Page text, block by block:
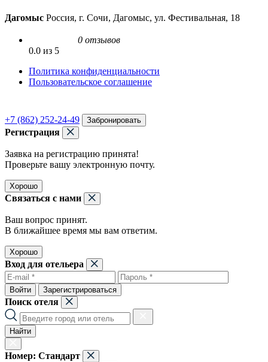
Дагомыс Россия, г. Сочи, Дагомыс, ул. Фестивальная, 18
0 отзывов
0.0 из 5
Политика конфиденциальности
Пользовательское соглашение
+7 (862) 252-24-49 Забронировать
Регистрация
Заявка на регистрацию принята!
Проверьте вашу электронную почту.
Хорошо
Связаться с нами
Ваш вопрос принят.
В ближайшее время мы вам ответим.
Хорошо
Вход для отельера
Войти Зарегистрироваться
Поиск отеля
Найти
Номер: Стандарт